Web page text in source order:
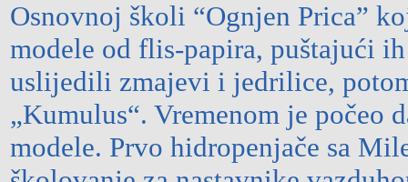
Osnovnoj školi “Ognjen Prica”
modele od flis-papira, puštajući
uslijedili zmajevi i jedrilice,
„Kumulus“. Vremenom je počeo
modele. Prvo hidropenjače sa